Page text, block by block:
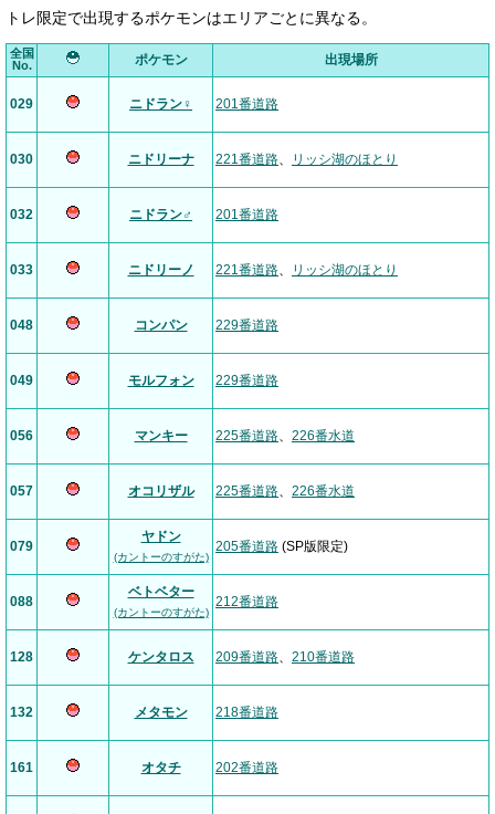
トレ限定で出現するポケモンはエリアごとに異なる。
全国
No.
ポケモン 出現場所
029 ニドラン♀ 201番道路
030 ニドリーナ 221番道路、 リッシ湖のほとり
032 ニドラン♂ 201番道路
033 ニドリーノ 221番道路、 リッシ湖のほとり
048 コンパン 229番道路
049 モルフォン 229番道路
056 マンキー 225番道路、 226番水道
057 オコリザル 225番道路、 226番水道
079
ヤドン
(カントーのすがた)
205番道路 (SP版限定)
088
ベトベター
(カントーのすがた)
212番道路
128 ケンタロス 209番道路、 210番道路
132 メタモン 218番道路
161 オタチ 202番道路